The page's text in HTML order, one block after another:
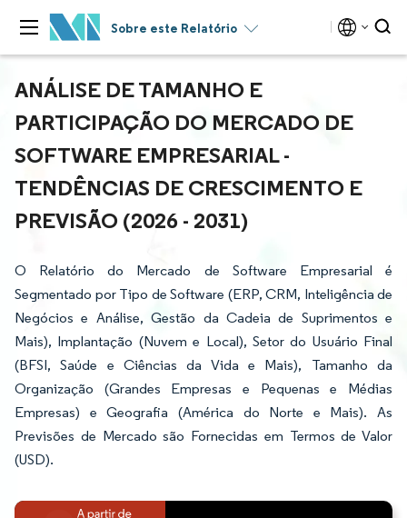
Sobre este Relatório
ANÁLISE DE TAMANHO E
PARTICIPAÇÃO DO MERCADO DE
SOFTWARE EMPRESARIAL -
TENDÊNCIAS DE CRESCIMENTO E
PREVISÃO (2026 - 2031)
O Relatório do Mercado de Software Empresarial é
Segmentado por Tipo de Software (ERP, CRM, Inteligência de
Negócios e Análise, Gestão da Cadeia de Suprimentos e
Mais), Implantação (Nuvem e Local), Setor do Usuário Final
(BFSI, Saúde e Ciências da Vida e Mais), Tamanho da
Organização (Grandes Empresas e Pequenas e Médias
Empresas) e Geografia (América do Norte e Mais). As
Previsões de Mercado são Fornecidas em Termos de Valor
(USD).